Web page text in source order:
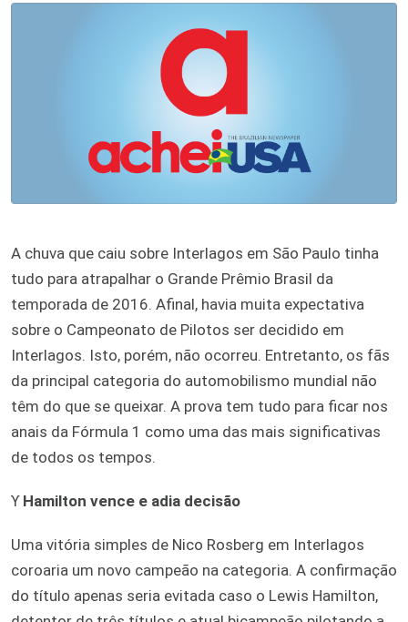
A chuva que caiu sobre Interlagos em São Paulo tinha
tudo para atrapalhar o Grande Prêmio Brasil da
temporada de 2016. Afinal, havia muita expectativa
sobre o Campeonato de Pilotos ser decidido em
Interlagos. Isto, porém, não ocorreu. Entretanto, os fãs
da principal categoria do automobilismo mundial não
têm do que se queixar. A prova tem tudo para ficar nos
anais da Fórmula 1 como uma das mais significativas
de todos os tempos.
ϒ Hamilton vence e adia decisão
Uma vitória simples de Nico Rosberg em Interlagos
coroaria um novo campeão na categoria. A confirmação
do título apenas seria evitada caso o Lewis Hamilton,